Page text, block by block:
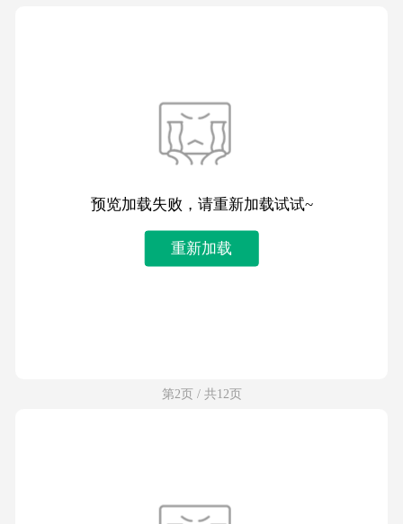
预览加载失败，请重新加载试试~
重新加载
第2页 / 共12页